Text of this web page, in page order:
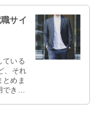
サイ
ている
、それ
めま
できる